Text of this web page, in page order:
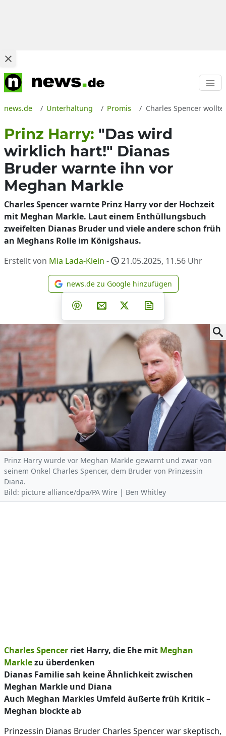
news.de Unterhaltung Promis Charles Spencer
Prinz Harry: "Das wird
wirklich hart!" Dianas
Bruder warnte ihn vor
Meghan Markle
Charles Spencer warnte Prinz Harry vor der Hochzeit
mit Meghan Markle. Laut einem Enthüllungsbuch
zweifelten Dianas Bruder und viele andere schon früh
an Meghans Rolle im Königshaus.
Erstellt von Mia Lada-Klein - 21.05.2025, 11.56 Uhr
news.de zu Google
news.de zu Google hinzufügen
Teilen auf Facebook
Teilen auf Whatsapp
Teilen auf Telegram
Teilen auf Pinterest
Per E-Mail teilen
Post auf X
Prinz Harry wurde vor Meghan Markle gewarnt und zwar von
seinem Onkel Charles Spencer, dem Bruder von Prinzessin
Diana.
Bild: picture alliance/dpa/PA Wire | Ben Whitley
Charles Spencer riet Harry, die Ehe mit Meghan
Marklezu überdenken
Dianas Familie sah keine Ähnlichkeit zwischen
Meghan Markle und Diana
Auch Meghan Markles Umfeld äußerte früh Kritik –
Meghan blockte ab
Prinzessin Dianas Bruder Charles Spencer war skeptisch,